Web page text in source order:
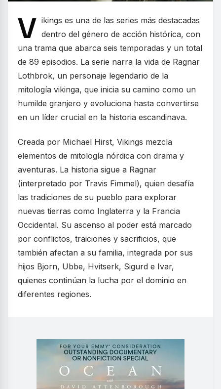
V ikings es una de las series más destacadas
dentro del género de acción histórica, con
una trama que abarca seis temporadas y un total
de 89 episodios. La serie narra la vida de Ragnar
Lothbrok, un personaje legendario de la
mitología vikinga, que inicia su camino como un
humilde granjero y evoluciona hasta convertirse
en un líder crucial en la historia escandinava.
Creada por Michael Hirst, Vikings mezcla
elementos de mitología nórdica con drama y
aventuras. La historia sigue a Ragnar
(interpretado por Travis Fimmel), quien desafía
las tradiciones de su pueblo para explorar
nuevas tierras como Inglaterra y la Francia
Occidental. Su ascenso al poder está marcado
por conflictos, traiciones y sacrificios, que
también afectan a su familia, integrada por sus
hijos Bjorn, Ubbe, Hvitserk, Sigurd e Ivar,
quienes continúan la lucha por el dominio en
diferentes regiones.